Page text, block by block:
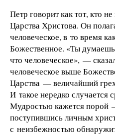
Петр говорит как тот, кто
Царства Христова. Он
человеческое, в то время
Божественное. «Ты
что человеческое», —
человеческое выше
Царства — величайший
И такое нередко случается
Мудростью кажется порой
поступившись личным
с неизбежностью